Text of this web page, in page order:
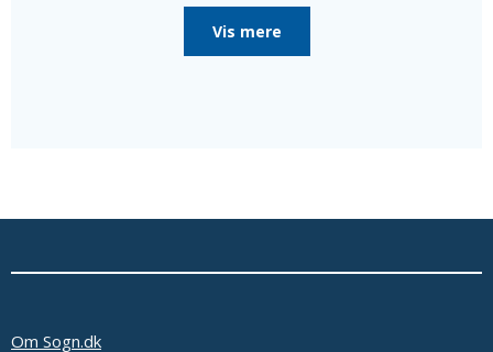
menighedsrådet konstituerede sig, til særlige poster
som bl.a. kirkeværge og regnskabsfører.
Disse personer er i så fald nævnt efter de valgte
Vis mere
Om Sogn.dk